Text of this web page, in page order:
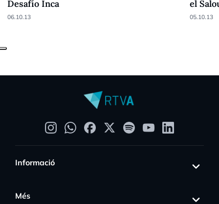
Desafío Inca
06.10.13
el
05.10.13
Informació
Més